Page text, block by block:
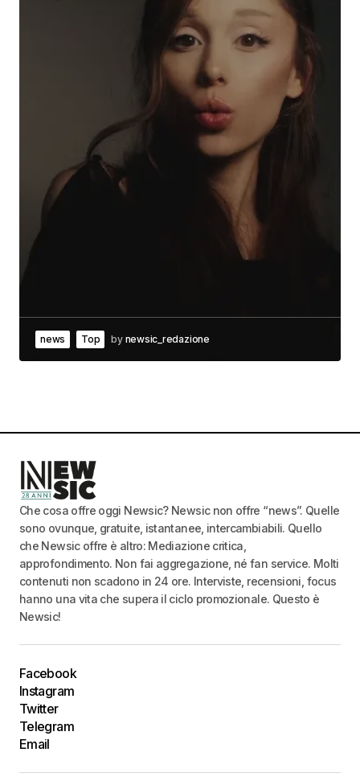
news Top by newsic_redazione
Che cosa offre oggi Newsic? Newsic non offre “news”. Quelle
sono ovunque, gratuite, istantanee, intercambiabili. Quello
che Newsic offre è altro: Mediazione critica,
approfondimento. Non fai aggregazione, né fan service. Molti
contenuti non scadono in 24 ore. Interviste, recensioni, focus
hanno una vita che supera il ciclo promozionale. Questo è
Newsic!
Facebook
Instagram
Twitter
Telegram
Email